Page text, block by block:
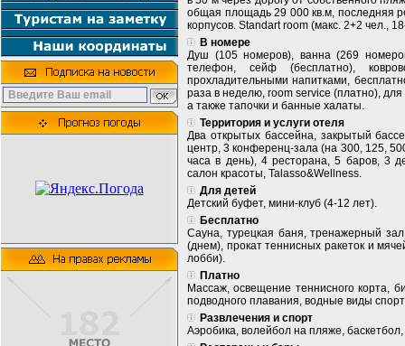
общая площадь 29 000 кв.м, последняя
корпусов. Standart room (макс. 2+2 чел.,
В номере
Душ (105 номеров), ванна (269
телефон, сейф (бесплатно),
прохладительными напитками,
раза в неделю, room service (платно),
а также тапочки и банные халаты.
Территория и услуги отеля
Два открытых бассейна, закрытый
центр, 3 конференц-зала (на 300, 125,
часа в день), 4 ресторана, 5 баров, 3
салон красоты, Talasso&Wellness.
Для детей
Детский буфет, мини-клуб (4-12 лет).
Бесплатно
Сауна, турецкая баня, тренажерный
(днем), прокат теннисных ракеток и
лобби).
Платно
Массаж, освещение теннисного корта,
подводного плавания, водные виды
Развлечения и спорт
Аэробика, волейбол на пляже,